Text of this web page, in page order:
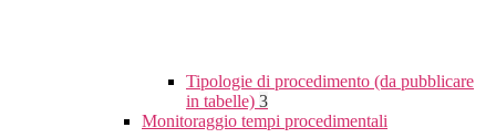
Tipologie di procedimento (da pubblicare
in tabelle) 3
Monitoraggio tempi procedimentali